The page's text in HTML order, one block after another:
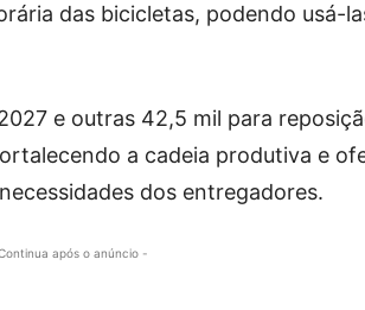
das bicicletas, podendo usá-
e outras 42,5 mil para
a cadeia produtiva e
dos entregadores.
após o anúncio -